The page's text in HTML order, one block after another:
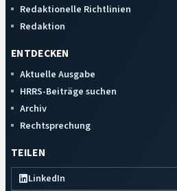
Redaktionelle Richtlinien
Redaktion
ENTDECKEN
Aktuelle Ausgabe
HRRS-Beiträge suchen
Archiv
Rechtsprechung
TEILEN
LinkedIn